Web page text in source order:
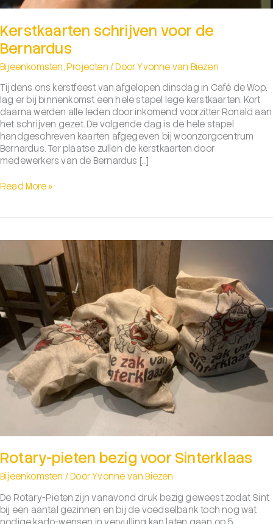
Kerstkaarten schrijven voor de
Bernardus
Bijeenkomsten ,Projecten / DoorYvonne van Biezen
Tijdens ons kerstfeest van afgelopen dinsdag in Café de Wop,
lag er bij binnenkomst een hele stapel lege kerstkaarten. Kort
daarna werden alle leden door inkomend voorzitter Ronald aan
het schrijven gezet. De volgende dag is de hele stapel
handgeschreven kaarten afgegeven bij woonzorgcentrum
Bernardus. Ter plaatse zullen de kerstkaarten door
medewerkers van de Bernardus […]
Kerstkaarten
de
Read More »
Rotary-pieten bezig voor Sinterklaas
Bijeenkomsten / DoorYvonne van Biezen
De Rotary-Pieten zijn vanavond druk bezig geweest zodat Sint
bij een aantal gezinnen en bij de voedselbank toch nog wat
nodige kado-wensen in vervulling kan laten gaan op 5